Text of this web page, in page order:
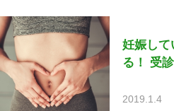
妊娠して
る！ 受
2019.1.4